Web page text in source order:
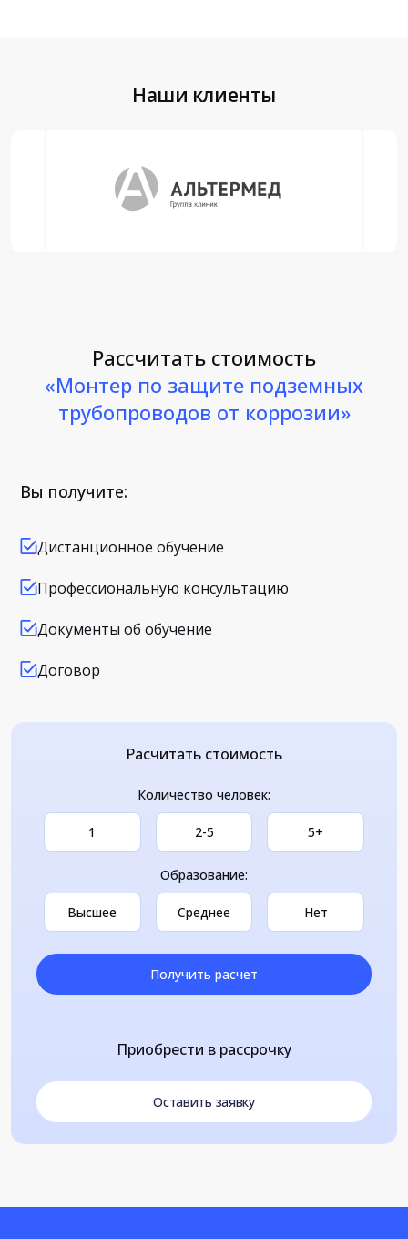
Наши клиенты
Рассчитать стоимость
«Монтер по защите подземных
трубопроводов от коррозии»
Вы получите:
Дистанционное обучение
Профессиональную консультацию
Документы об обучение
Договор
Расчитать стоимость
Количество человек:
1 2-5 5+
Образование:
Высшее Среднее Нет
Получить расчет
Приобрести в рассрочку
Оставить заявку